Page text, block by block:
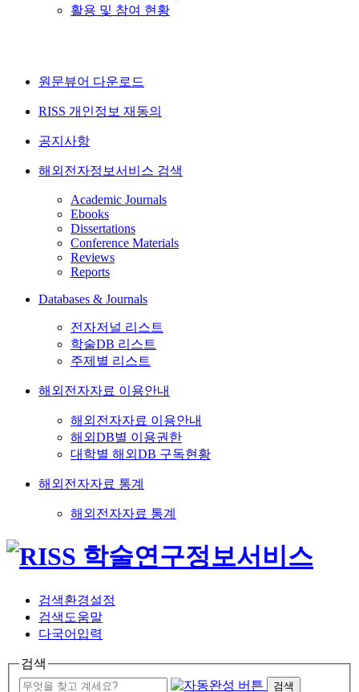
활용 및 참여 현황
원문뷰어 다운로드
RISS 개인정보 재동의
공지사항
해외전자정보서비스 검색
Academic Journals
Ebooks
Dissertations
Conference Materials
Reviews
Reports
Databases & Journals
전자저널 리스트
학술DB 리스트
주제별 리스트
해외전자자료 이용안내
해외전자자료 이용안내
해외DB별 이용권한
대학별 해외DB 구독현황
해외전자자료 통계
해외전자자료 통계
검색환경설정
검색도움말
다국어입력
검색
검색